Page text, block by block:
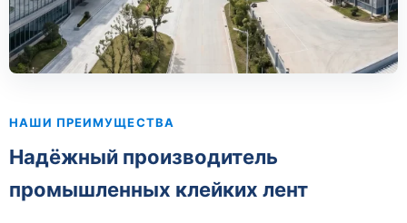
НАШИ ПРЕИМУЩЕСТВА
Надёжный производитель
промышленных клейких лент